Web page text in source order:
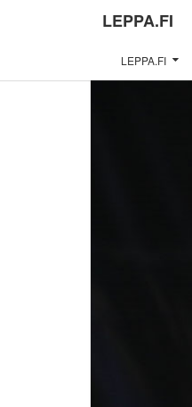
LEPPA.FI
LEPPA.FI